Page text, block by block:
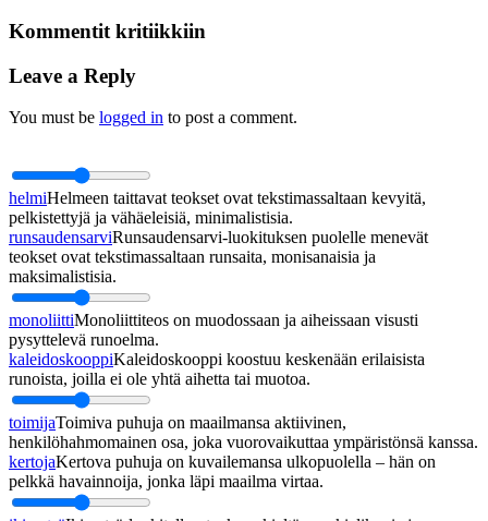
Kommentit kritiikkiin
Leave a Reply
You must be logged in to post a comment.
helmiHelmeen taittavat teokset ovat tekstimassaltaan kevyitä,
pelkistettyjä ja vähäeleisiä, minimalistisia.
runsaudensarviRunsaudensarvi-luokituksen puolelle menevät
teokset ovat tekstimassaltaan runsaita, monisanaisia ja
maksimalistisia.
monoliittiMonoliittiteos on muodossaan ja aiheissaan visusti
pysyttelevä runoelma.
kaleidoskooppiKaleidoskooppi koostuu keskenään erilaisista
runoista, joilla ei ole yhtä aihetta tai muotoa.
toimijaToimiva puhuja on maailmansa aktiivinen,
henkilöhahmomainen osa, joka vuorovaikuttaa ympäristönsä kanssa.
kertojaKertova puhuja on kuvailemansa ulkopuolella – hän on
pelkkä havainnoija, jonka läpi maailma virtaa.